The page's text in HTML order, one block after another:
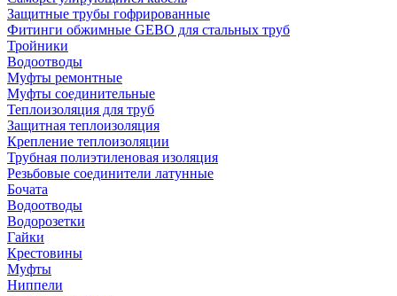
Защитные трубы гофрированные
Фитинги обжимные GEBO для стальных труб
Тройники
Водоотводы
Муфты ремонтные
Муфты соединительные
Теплоизоляция для труб
Защитная теплоизоляция
Крепление теплоизоляции
Трубная полиэтиленовая изоляция
Резьбовые соединители латунные
Бочата
Водоотводы
Водорозетки
Гайки
Крестовины
Муфты
Ниппели